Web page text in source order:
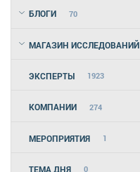
БЛОГИ 70
МАГАЗИН ИССЛЕДОВАНИЙ
ЭКСПЕРТЫ 1923
КОМПАНИИ 274
МЕРОПРИЯТИЯ 1
ТЕМА ДНЯ 0